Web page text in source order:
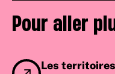
Pour aller
Les